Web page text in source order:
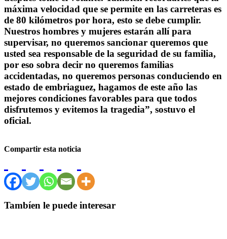
máxima velocidad que se permite en las carreteras es
de 80 kilómetros por hora, esto se debe cumplir.
Nuestros hombres y mujeres estarán allí para
supervisar, no queremos sancionar queremos que
usted sea responsable de la seguridad de su familia,
por eso sobra decir no queremos familias
accidentadas, no queremos personas conduciendo en
estado de embriaguez, hagamos de este año las
mejores condiciones favorables para que todos
disfrutemos y evitemos la tragedia”, sostuvo el
oficial.
Compartir esta noticia
Tambíen le puede interesar